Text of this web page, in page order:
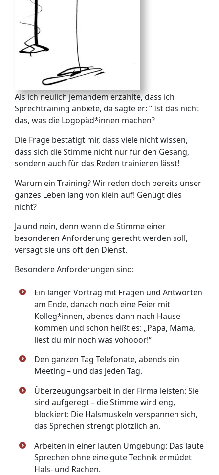
Als ich neulich jemandem erzählte, dass ich
Sprechtraining anbiete, da sagte er: “ Ist das nicht
das, was die Logopäd*innen machen?
Die Frage bestätigt mir, dass viele nicht wissen,
dass sich die Stimme nicht nur für den Gesang,
sondern auch für das Reden trainieren lässt!
Warum ein Training? Wir reden doch bereits unser
ganzes Leben lang von klein auf! Genügt dies
nicht?
Ja und nein, denn wenn die Stimme einer
besonderen Anforderung gerecht werden soll,
versagt sie uns oft den Dienst.
Besondere Anforderungen sind:
Ein langer Vortrag mit Fragen und Antworten
am Ende, danach noch eine Feier mit
Kolleg*innen, abends dann nach Hause
kommen und schon heißt es: „Papa, Mama,
liest du mir noch was vohooor!“
Den ganzen Tag Telefonate, abends ein
Meeting – und das jeden Tag.
Überzeugungsarbeit in der Firma leisten: Sie
sind aufgeregt – die Stimme wird eng,
blockiert: Die Halsmuskeln verspannen sich,
das Sprechen strengt plötzlich an.
Arbeiten in einer lauten Umgebung: Das laute
Sprechen ohne eine gute Technik ermüdet
Hals- und Rachen.